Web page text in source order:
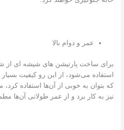
عمر و دوام بالا
برای ساخت پارتیشن ‌های شیشه ای از
استفاده می‌شود، از این رو کیفیت بسیار
که بتوان به خوبی از آن‌ها استفاده کرد،
نیز به کار برد و از عمر طولانی آن‌ها